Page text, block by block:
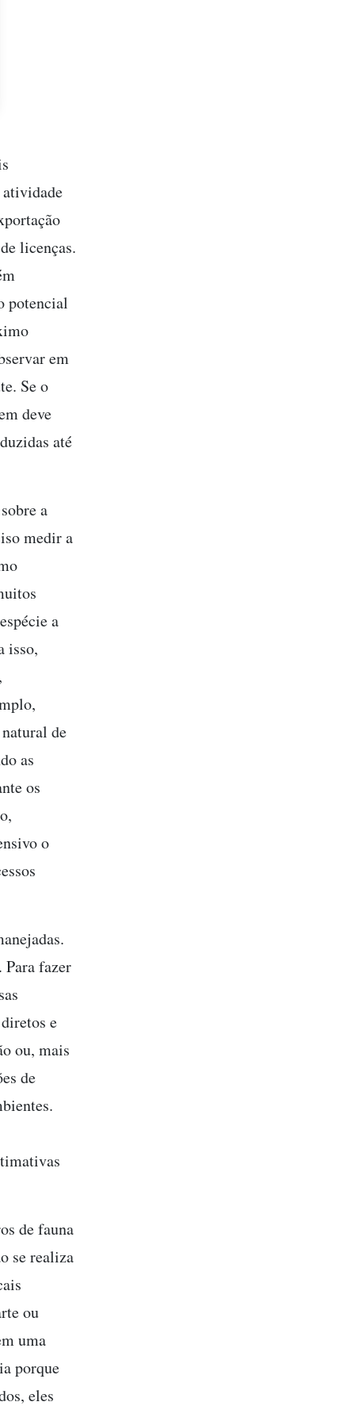
atividade
licenças.
potencial
em
Se o
deve
até
a
medir a
a
isso,
de
as
os
o
Para fazer
e
ou, mais
de
de fauna
se realiza
ou
uma
porque
eles